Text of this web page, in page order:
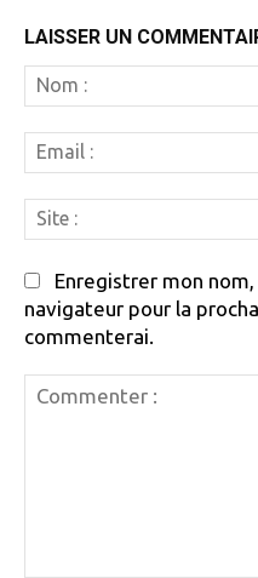
LAISSER UN
Enregistrer mon
navigateur pour la
commenterai.